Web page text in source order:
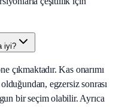
iyi?
çıkmaktadır. Kas onarımı
egzersiz sonrası
bir seçim olabilir. Ayrıca